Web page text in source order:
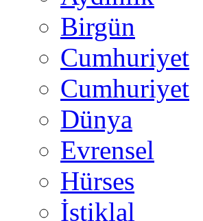
Birgün
Cumhuriyet
Cumhuriyet
Dünya
Evrensel
Hürses
İstiklal